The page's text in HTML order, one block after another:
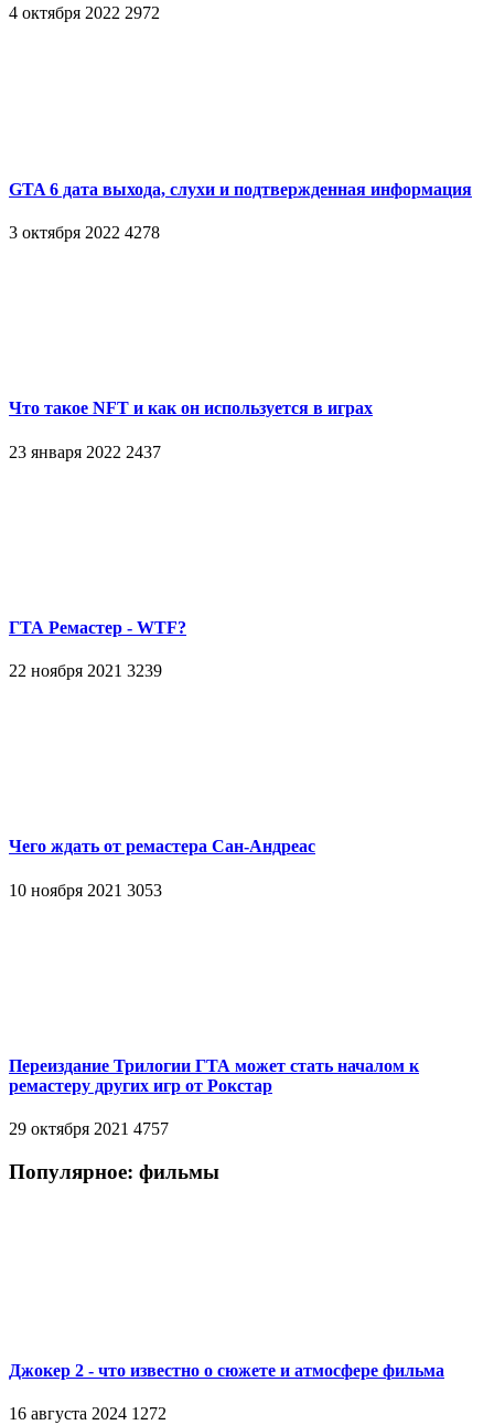
4 октября 2022 2972
GTA 6 дата выхода, слухи и подтвержденная информация
3 октября 2022 4278
Что такое NFT и как он используется в играх
23 января 2022 2437
ГТА Ремастер - WTF?
22 ноября 2021 3239
Чего ждать от ремастера Сан-Андреас
10 ноября 2021 3053
Переиздание Трилогии ГТА может стать началом к
ремастеру других игр от Рокстар
29 октября 2021 4757
Популярное: фильмы
Джокер 2 - что известно о сюжете и атмосфере фильма
16 августа 2024 1272